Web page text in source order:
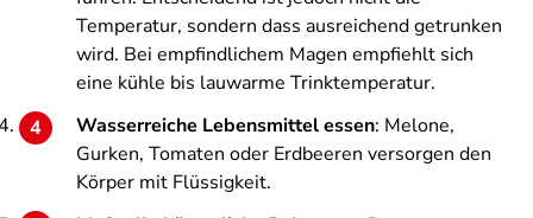
Temperatur, sondern dass ausreichend getrunken
wird. Bei empfindlichem Magen empfiehlt sich
eine kühle bis lauwarme Trinktemperatur.
Wasserreiche Lebensmittel essen: Melone,
Gurken, Tomaten oder Erdbeeren versorgen den
Körper mit Flüssigkeit.